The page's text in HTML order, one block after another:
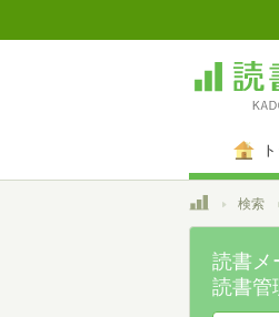
トップ検索
読書メ
読書管